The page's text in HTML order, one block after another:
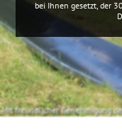
Mit freundlicher Genehmigung
bei Ihnen gesetzt, der